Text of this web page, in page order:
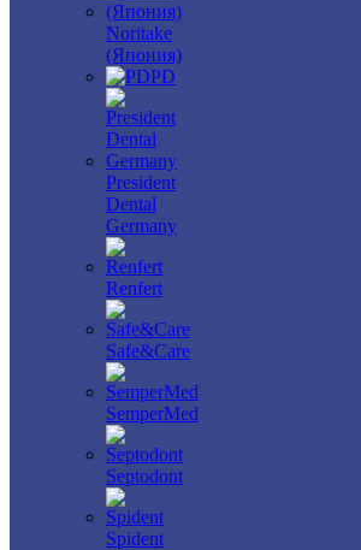
Noritake
(Япония)
PD
President
Dental
Germany
Renfert
Safe&Care
SemperMed
Septodont
Spident